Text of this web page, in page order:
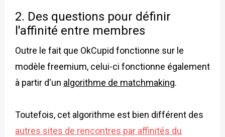
2. Des questions pour définir
l'affinité entre membres
Outre le fait que OkCupid fonctionne sur le
modèle freemium, celui-ci fonctionne également
à partir d'un algorithme de matchmaking.
Toutefois, cet algorithme est bien différent des
autres sites de rencontres par affinités du